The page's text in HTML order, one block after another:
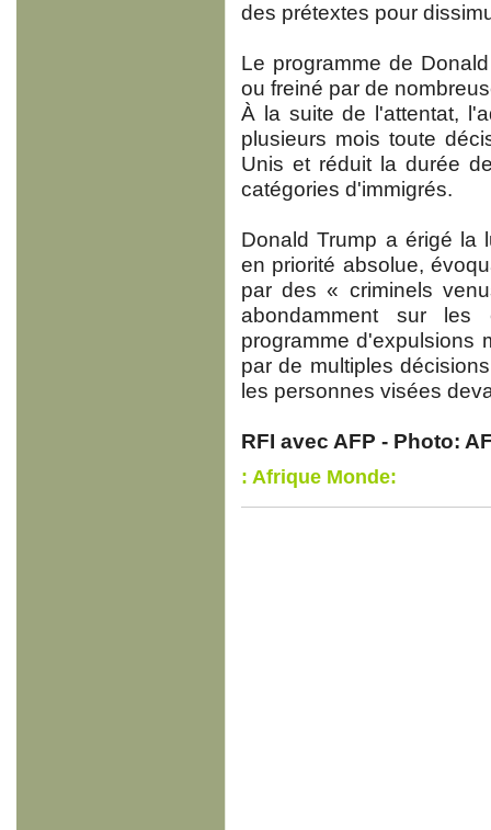
des prétextes pour
Le programme de
ou freiné par de
À la suite de l'attentat,
plusieurs mois toute
Unis et réduit la durée
catégories d'immigrés.
Donald Trump a érigé la
en priorité absolue,
par des « criminels
abondamment sur les
programme d'expulsions
par de multiples
les personnes visées
RFI avec AFP - Photo:
: Afrique Monde: